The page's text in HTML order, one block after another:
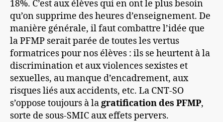
18%. C’est aux élèves qui en ont le plus besoin
qu’on supprime des heures d’enseignement. De
manière générale, il faut combattre l’idée que
la PFMP serait parée de toutes les vertus
formatrices pour nos élèves : ils se heurtent à la
discrimination et aux violences sexistes et
sexuelles, au manque d’encadrement, aux
risques liés aux accidents, etc. La CNT-SO
s’oppose toujours à lagratification des PFMP,
sorte de sous-SMIC aux effets pervers.